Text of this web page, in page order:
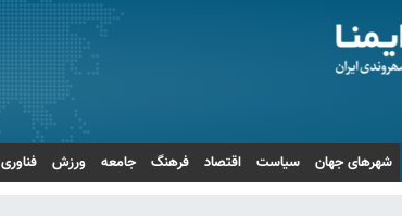
شهرهای جهان سیاست اقتصاد فرهنگ جامعه ورزش فناوری